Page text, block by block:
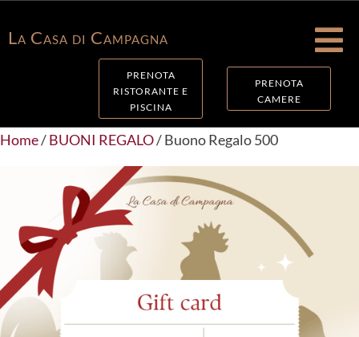
La Casa di Campagna 
PRENOTA
RISTORANTE E
PISCINA
PRENOTA
CAMERE
Home/BUONI REGALO/ Buono Regalo 500